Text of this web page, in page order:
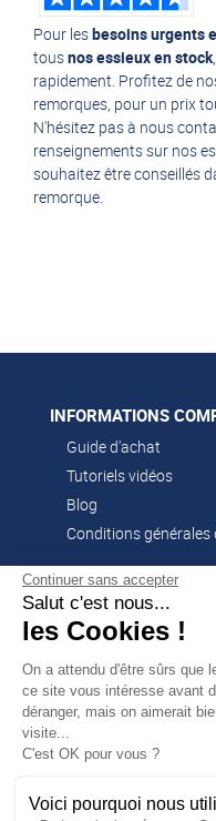
Continuer sans accepter
Salut c'est nous...
les Cookies !
On a attendu d'être sûrs que
ce site vous intéresse avant
déranger, mais on aimerait
visite...
C'est OK pour vous ?
Voici pourquoi nous
AL-KO (13)
Pour lesbesoins urgents
tousnos essieux en stock
rapidement. Profitez de
remorques, pour un prix
N'hésitez pas à nous
renseignements sur nos
souhaitez être conseillés
remorque.
INFORMATIONS
Guide d'achat
Tutoriels vidéos
Blog
Conditions générales
CONTACT
02 51 52 26 57
contacts@franssen-
PROFITEZ DE -5 %
vous abonnant à notre